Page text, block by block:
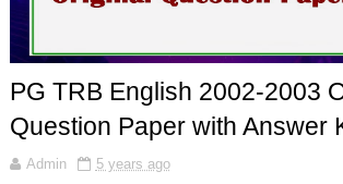
PG TRB English 2002-2003
Question Paper with Answer
Admin
5 years ago